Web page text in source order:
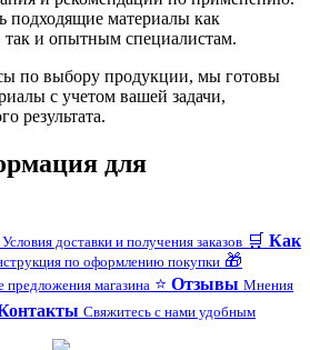
подходящие материалы как
и опытным специалистам.
по выбору продукции, мы готовы
с учетом вашей задачи,
результата.
для
Условия доставки и получения заказов 🛒 Как
по оформлению покупки 🎁
магазина ⭐ Отзывы Мнения
Свяжитесь с нами удобным